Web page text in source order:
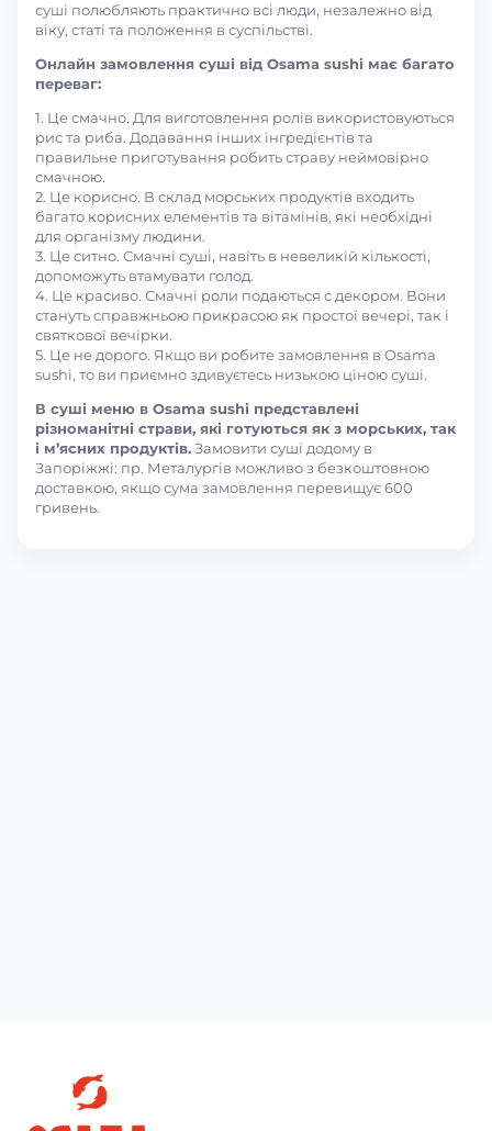
суші полюбляють практично всі люди, незалежно від
віку, статі та положення в суспільстві.
Онлайн замовлення суші від Osama sushi має багато
переваг:
1. Це смачно. Для виготовлення ролів використовуються
рис та риба. Додавання інших інгредієнтів та
правильне приготування робить страву неймовірно
смачною.
2. Це корисно. В склад морських продуктів входить
багато корисних елементів та вітамінів, які необхідні
для організму людини.
3. Це ситно. Смачні суші, навіть в невеликій кількості,
допоможуть втамувати голод.
4. Це красиво. Смачні роли подаються с декором. Вони
стануть справжньою прикрасою як простої вечері, так і
святкової вечірки.
5. Це не дорого. Якщо ви робите замовлення в Osama
sushi, то ви приємно здивуєтесь низькою ціною суші.
В суші меню в Osama sushi представлені
різноманітні страви, які готуються як з морських, так
і м’ясних продуктів.Замовити суші додому в
Запоріжжі: пр. Металургів можливо з безкоштовною
доставкою, якщо сума замовлення перевищує 600
гривень.